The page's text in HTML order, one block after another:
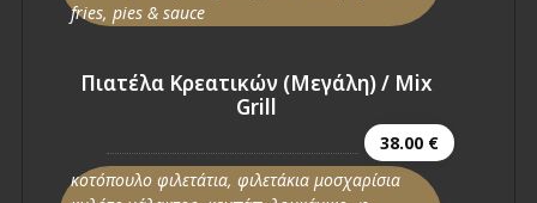
fries, pies & sauce
Πιατέλα Κρεατικών (Μεγάλη) / Mix
Grill
38.00 €
κοτόπουλο φιλετάτια, φιλετάκια μοσχαρίσια